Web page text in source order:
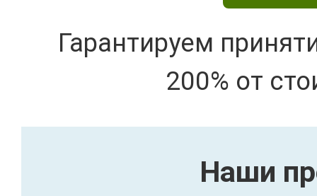
Гарантируем
200% от
Наши